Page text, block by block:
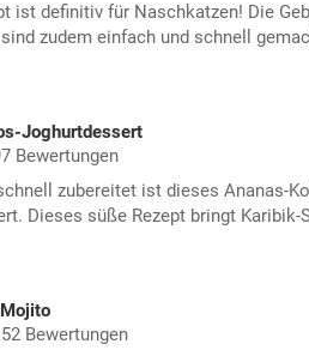
ist definitiv für Naschkatzen! Die
zudem einfach und schnell
Joghurtdessert
Bewertungen
zubereitet ist dieses Ananas-
Dieses süße Rezept bringt Karibik-
Bewertungen